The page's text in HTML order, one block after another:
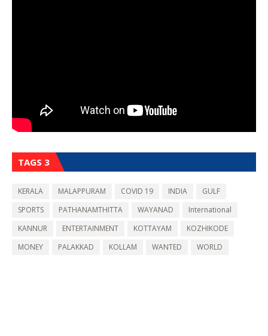
TAGS 3
KERALA MALAPPURAM COVID 19 INDIA
GULF
SPORTS
PATHANAMTHITTA WAYANAD
International
KANNUR
ENTERTAINMENT KOTTAYAM
KOZHIKODE
MONEY
PALAKKAD KOLLAM WANTED WORLD